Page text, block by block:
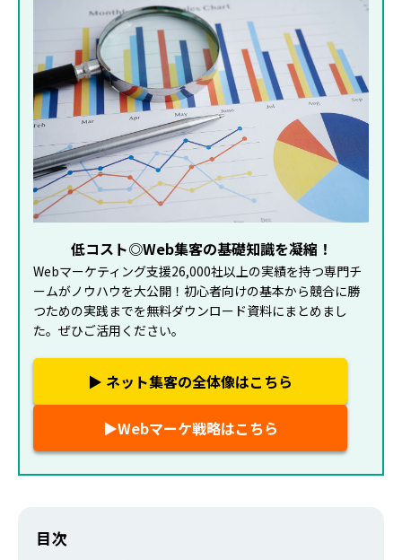
低コスト◎Web集客の基礎知識を凝縮！
Webマーケティング支援26,000社以上の実績を持つ専門チ
ームがノウハウを大公開！初心者向けの基本から競合に勝
つための実践までを無料ダウンロード資料にまとめまし
た。ぜひご活用ください。
▶ ネット集客の全体像はこちら
▶Webマーケ戦略はこちら
目次